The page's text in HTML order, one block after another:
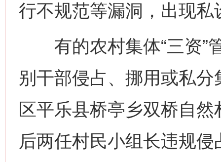
行不规范等漏洞，出现私
有的农村集体“三资”
别干部侵占、挪用或私
区平乐县桥亭乡双桥自
后两任村民小组长违规